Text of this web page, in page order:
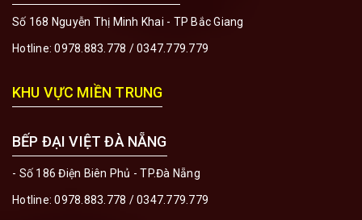
Số 168 Nguyễn Thị Minh Khai - TP Bắc Giang
Hotline:0978.883.778 /0347.779.779
KHU VỰC MIỀN TRUNG
BẾP ĐẠI VIỆT ĐÀ NẴNG
- Số 186 Điện Biên Phủ - TP.Đà Nẵng
Hotline:0978.883.778 /0347.779.779